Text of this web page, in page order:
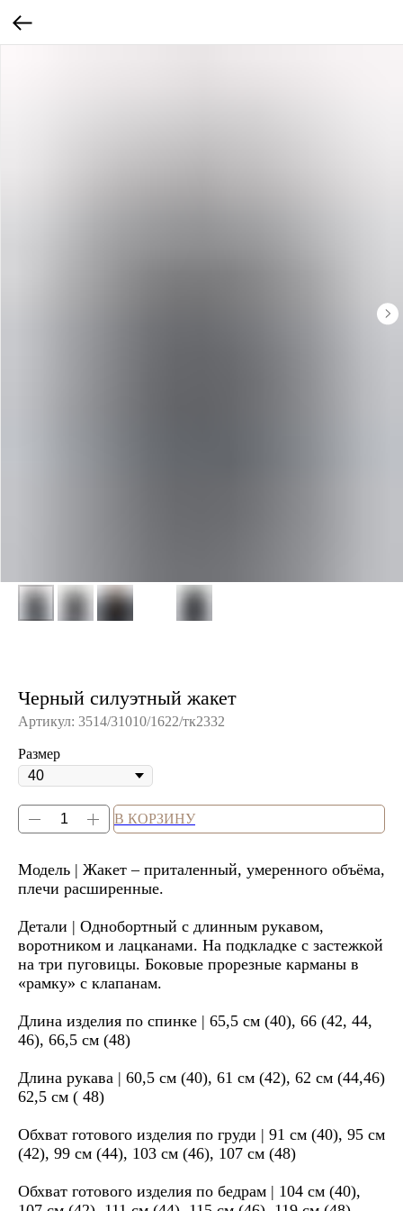
Черный силуэтный жакет
Артикул: 3514/31010/1622/тк2332
Размер
В КОРЗИНУ
Модель | Жакет – приталенный, умеренного объёма,
плечи расширенные.
Детали | Однобортный с длинным рукавом,
воротником и лацканами. На подкладке с застежкой
на три пуговицы. Боковые прорезные карманы в
«рамку» с клапанам.
Длина изделия по спинке | 65,5 см (40), 66 (42, 44,
46), 66,5 см (48)
Длина рукава | 60,5 см (40), 61 см (42), 62 см (44,46)
62,5 см ( 48)
Обхват готового изделия по груди | 91 см (40), 95 см
(42), 99 см (44), 103 см (46), 107 см (48)
Обхват готового изделия по бедрам | 104 см (40),